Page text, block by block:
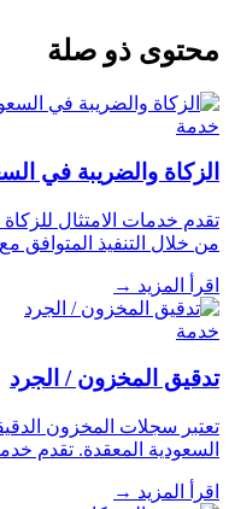
محتوى ذو صلة
خدمة
الزكاة والضريبة في
تقدم خدمات الامتثال
من خلال التنفيذ المتوافق
اقرأ المزيد →
خدمة
تدقيق المخزون / الجرد
تعتبر سجلات المخزون
السعودية المعقدة. تقدم
اقرأ المزيد →